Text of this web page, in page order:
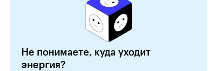
Не понимаете, куда уходит
энергия?